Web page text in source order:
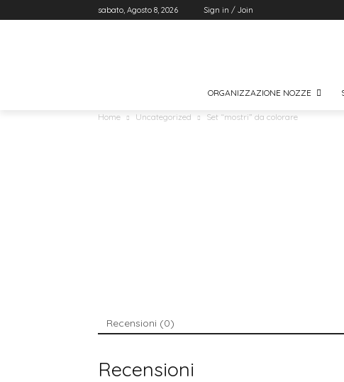
sabato, Agosto 8, 2026 Sign in / Join
ORGANIZZAZIONE NOZZE
Home Uncategorized Set “mostri” da colorare
Recensioni (0)
Recensioni